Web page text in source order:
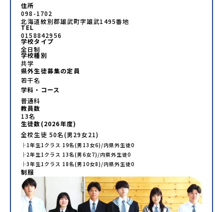
住所
098-1702
北海道紋別郡雄武町字雄武1495番地
TEL
0158842956
学校タイプ
全日制
学校種別
共学
県外生徒募集の定員
若干名
学科・コース
普通科
教員数
13名
生徒数(2026年度)
全校生徒 50名(男29女21)
├1年生1 クラス 19名(男 13 女6)/内県外生徒0
├2年生1 クラス 13名(男6女7)/内県外生徒0
├3年生1 クラス 18名(男 10女8)/内県外生徒0
制服